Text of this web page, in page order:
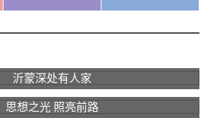
沂蒙深处有人家
思想之光 照亮前路